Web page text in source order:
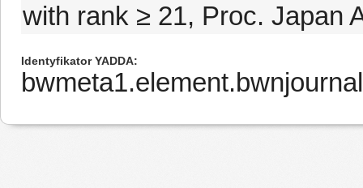
with rank ≥ 21, Proc. Japan
Identyfikator YADDA